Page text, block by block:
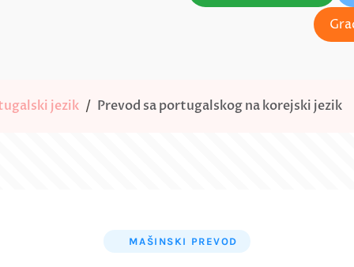
jezik Prevod sa portugalskog na korejski jezik
MAŠINSKI PREVOD